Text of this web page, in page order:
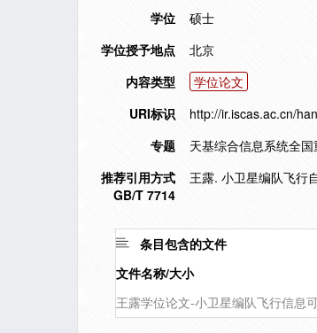
学位
硕士
学位授予地点
北京
内容类型
学位论文
URI标识
http://ir.iscas.ac.cn/
专题
天基综合信息系统全
推荐引用方式
GB/T 7714
王露. 小卫星编队飞行
条目包含的文件
文件名称/大小
王露学位论文-小卫星编队飞行信息